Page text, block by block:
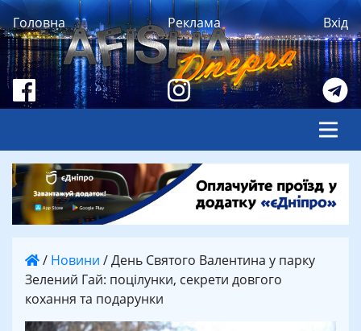
Головна Реклама Вхід
/ Новини /День Святого Валентина у парку
Зелений Гай: поцілунки, секрети довгого
кохання та подарунки